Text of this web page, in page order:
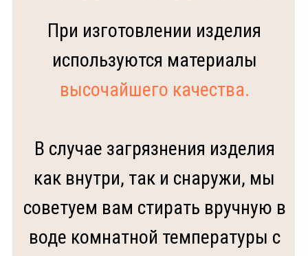
В случае загрязнения изделия
как внутри, так и снаружи, мы
советуем вам стирать вручную в
использованием жидких
стиральных порошков.
Так как материал
водонепроницаем, следует
отдельно проработать каждую